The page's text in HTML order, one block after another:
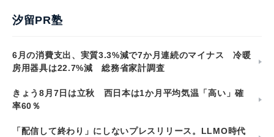
汐留PR塾
6月の消費支出、実質3.3%減で7か月連続のマイナス 冷暖
房用器具は22.7%減 総務省家計調査
きょう8月7日は立秋 西日本は1か月平均気温「高い」確
率60％
「配信して終わり」にしないプレスリリース。LLMO時代